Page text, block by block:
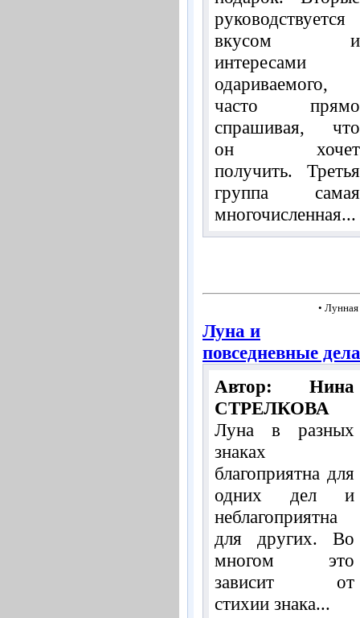
руководствуется
вкусом и
интересами
одариваемого,
часто прямо
спрашивая, что
он хочет
получить. Третья
группа самая
многочисленная...
• Лунная
Луна и
повседневные дела
Автор: Нина
СТРЕЛКОВА
Луна в разных
знаках
благоприятна для
одних дел и
неблагоприятна
для других. Во
многом это
зависит от
стихии знака...